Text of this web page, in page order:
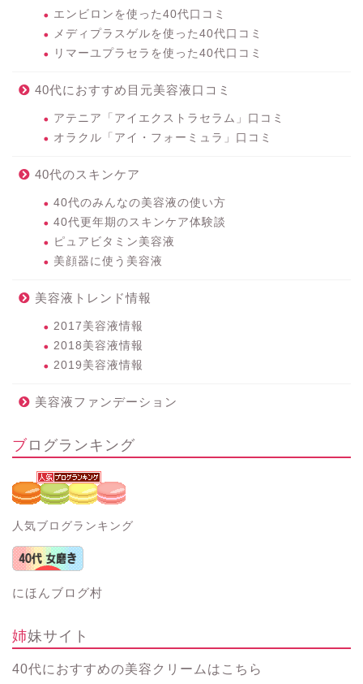
エンビロンを使った40代口コミ
メディプラスゲルを使った40代口コミ
リマーユプラセラを使った40代口コミ
40代におすすめ目元美容液口コミ
アテニア「アイエクストラセラム」口コミ
オラクル「アイ・フォーミュラ」口コミ
40代のスキンケア
40代のみんなの美容液の使い方
40代更年期のスキンケア体験談
ピュアビタミン美容液
美顔器に使う美容液
美容液トレンド情報
2017美容液情報
2018美容液情報
2019美容液情報
美容液ファンデーション
ブログランキング
人気ブログランキング
にほんブログ村
姉妹サイト
40代におすすめの美容クリーム はこちら